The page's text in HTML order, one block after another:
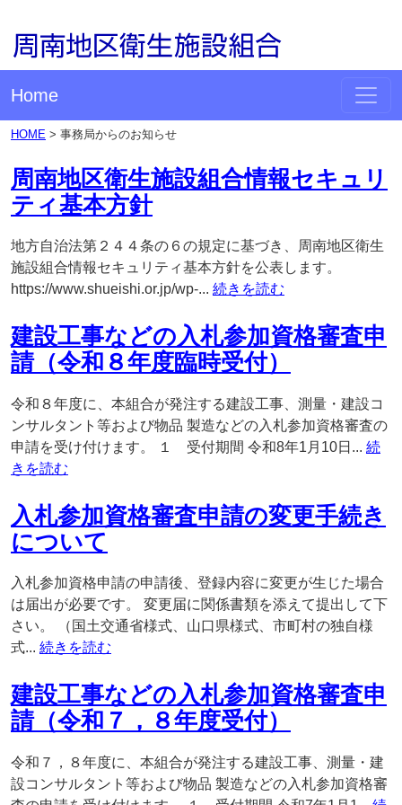
Home
HOME > 事務局からのお知らせ
周南地区衛生施設組合情報セキュリ
ティ基本方針
地方自治法第２４４条の６の規定に基づき、周南地区衛生
施設組合情報セキュリティ基本方針を公表します。
https://www.shueishi.or.jp/wp-... 続きを読む
建設工事などの入札参加資格審査申
請（令和８年度臨時受付）
令和８年度に、本組合が発注する建設工事、測量・建設コ
ンサルタント等および物品 製造などの入札参加資格審査の
申請を受け付けます。 １ 受付期間 令和8年1月10日... 続
きを読む
入札参加資格審査申請の変更手続き
について
入札参加資格申請の申請後、登録内容に変更が生じた場合
は届出が必要です。 変更届に関係書類を添えて提出して下
さい。 （国土交通省様式、山口県様式、市町村の独自様
式... 続きを読む
建設工事などの入札参加資格審査申
請（令和７，８年度受付）
令和７，８年度に、本組合が発注する建設工事、測量・建
設コンサルタント等および物品 製造などの入札参加資格審